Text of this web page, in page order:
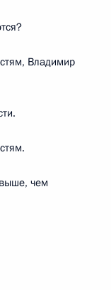
Владимир
чем